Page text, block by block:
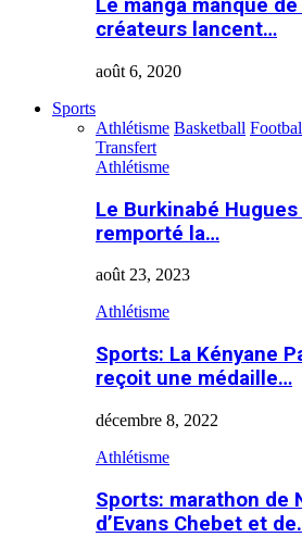
Le manga manque
créateurs lancent…
août 6, 2020
Sports
Athlétisme Basketball
Transfert
Athlétisme
Le Burkinabé
remporté la…
août 23, 2023
Athlétisme
Sports: La Kényane
reçoit une médaille…
décembre 8, 2022
Athlétisme
Sports: marathon de
d’Evans Chebet et